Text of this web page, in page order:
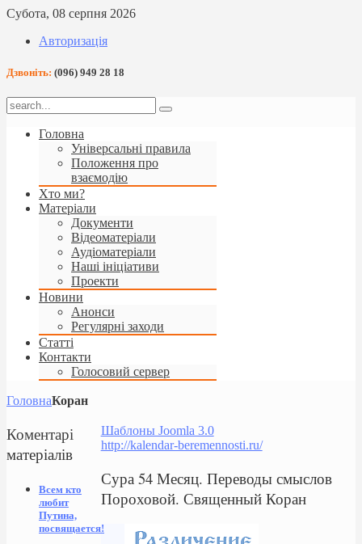
Субота, 08 серпня 2026
Авторизація
Дзвоніть: (096) 949 28 18
Головна
Універсальні правила
Положення про
взаємодію
Хто ми?
Матеріали
Документи
Відеоматеріали
Аудіоматеріали
Наші ініціативи
Проекти
Новини
Анонси
Регулярні заходи
Статті
Контакти
Голосовий сервер
ГоловнаКоран
Шаблоны Joomla 3.0
http://kalendar-beremennosti.ru/
Сура 54 Месяц. Переводы смыслов
Пороховой. Священный Коран
Коментарі
матеріалів
Всем кто
любит
Путина,
посвящается!